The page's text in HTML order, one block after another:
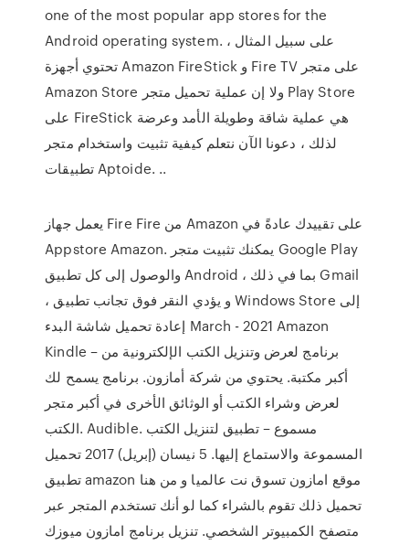
one of the most popular app stores for the
Android operating system. على سبيل المثال ،
تحتوي أجهزة Amazon FireStick و Fire TV على متجر
Amazon Store ولا إن عملية تحميل متجر Play Store
على FireStick هي عملية شاقة وطويلة الأمد وعرضة
لذلك ، دعونا الآن نتعلم كيفية تثبيت واستخدام متجر
تطبيقات Aptoide. ..
يعمل جهاز Fire Fire من Amazon على تقييدك عادةً في
Appstore Amazon. يمكنك تثبيت متجر Google Play
والوصول إلى كل تطبيق Android ، بما في ذلك Gmail
، و يؤدي النقر فوق تجانب تطبيق Windows Store إلى
إعادة تحميل شاشة البدء March - 2021 Amazon
Kindle – برنامج لعرض وتنزيل الكتب الإلكترونية من
أكبر مكتبة. يحتوي من شركة أمازون. برنامج يسمح لك
لعرض وشراء الكتب أو الوثائق الأخرى في أكبر متجر
الكتب. Audible. مسموع – تطبيق لتنزيل الكتب
المسموعة والاستماع إليها. 5 نيسان (إبريل) 2017 تحميل
تطبيق amazon موقع امازون تسوق نت عالميا و من هنا
تحميل ذلك تقوم بالشراء كما لو أنك تستخدم المتجر عبر
متصفح الكمبيوتر الشخصي. تنزيل برنامج امازون ميوزك